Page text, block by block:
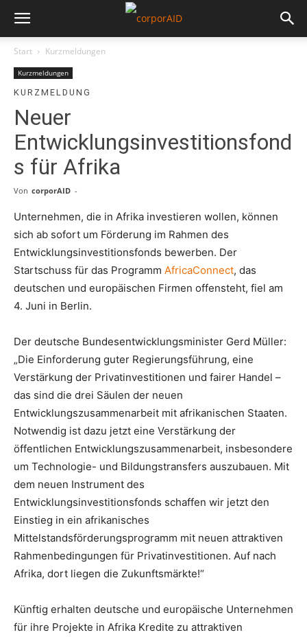
Start Kurzmeldungen
Kurzmeldungen
KURZMELDUNG
Neuer
Entwicklungsinvestitionsfond
s für Afrika
Von corporAID -
Unternehmen, die in Afrika investieren wollen, können
sich ab sofort um Förderung im Rahmen des
Entwicklungsinvestitionsfonds bewerben. Der
Startschuss für das Programm AfricaConnect, das
deutschen und europäischen Firmen offensteht, fiel am
4. Juni in Berlin.
Der deutsche Bundesentwicklungsminister Gerd Müller:
„Die Einforderung guter Regierungsführung, eine
Verstärkung der Privatinvestitionen und fairer Handel –
das sind die drei Säulen der neuen
Entwicklungszusammenarbeit mit afrikanischen Staaten.
Notwendig ist dazu jetzt eine Verstärkung der
öffentlichen Entwicklungszusammenarbeit, insbesondere
um Technologie- und Bildungstransfers auszubauen. Mit
dem neuen Instrument des
Entwicklungsinvestitionsfonds schaffen wir jetzt den
Einstieg in ein afrikanisches
Mittelstandsförderungsprogramm mit neuen attraktiven
Rahmenbedingungen für Privatinvestitionen. Auf nach
Afrika, dort liegen die Zukunftsmärkte!“
Künftig erhalten deutsche und europäische Unternehmen
für ihre Projekte in Afrika Kredite zu attraktiven